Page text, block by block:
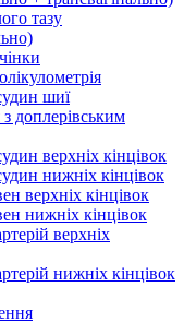
тазу
шиї
з доплерівським
верхніх кінцівок
нижніх кінцівок
верхніх кінцівок
нижніх кінцівок
верхніх
нижніх кінцівок